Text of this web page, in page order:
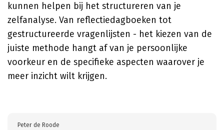
kunnen helpen bij het structureren van je
zelfanalyse. Van reflectiedagboeken tot
gestructureerde vragenlijsten - het kiezen van de
juiste methode hangt af van je persoonlijke
voorkeur en de specifieke aspecten waarover je
meer inzicht wilt krijgen.
Peter de Roode